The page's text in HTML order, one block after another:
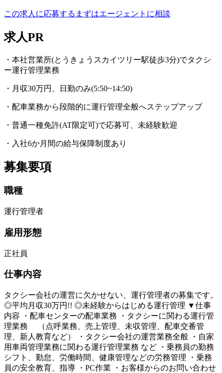
この求人に応募する まずはエージェントに相談
求人PR
・本社営業所(とうきょうスカイツリー駅徒歩3分)でタクシ
ー運行管理業務
・月収30万円、日勤のみ(5:50~14:50)
・配車業務から段階的に運行管理全般へステップアップ
・普通一種免許(AT限定可)で応募可、未経験歓迎
・入社6か月間の給与保障制度あり
募集要項
職種
運行管理者
雇用形態
正社員
仕事内容
タクシー会社の運営に欠かせない、運行管理者の募集です。
◎平均月収30万円!! ◎未経験からはじめる運行管理 ▼仕事
内容 ・配車センターの配車業務 ・タクシーに関わる運行管
理業務 （点呼業務、売上管理、未収管理、配車交番管
理、新人教育など） ・タクシー会社の運営業務全般 ・自家
用車両管理業務に関わる運行管理業務 など ・乗務員の勤務
シフト、勤怠、労働時間、健康管理などの労務管理 ・乗務
員の安全教育、指導 ・PC作業 ・お客様からのお問い合わせ